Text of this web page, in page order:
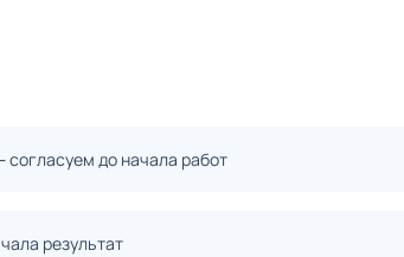
до начала работ
результат